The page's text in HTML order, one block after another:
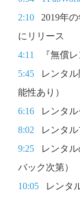
2:10 2019年
にリリース
4:11 『無償レ
5:45 レンタル
能性あり）
6:16 レンタル
8:02 レンタル
9:25 レンタル
バック次第）
10:05 レンタ